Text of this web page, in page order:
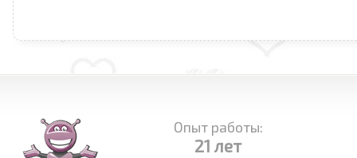
Опыт работы:
21 лет